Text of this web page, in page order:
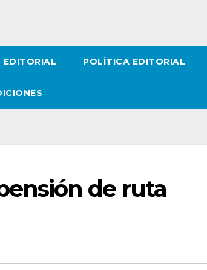
EDITORIAL POLÍTICA EDITORIAL
de ruta